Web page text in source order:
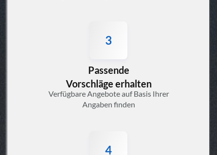
3
Passende
Vorschläge erhalten
Verfügbare Angebote auf Basis Ihrer
Angaben finden
4